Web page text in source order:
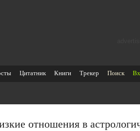
Цитатник Книги Трекер Поиск
отношения в